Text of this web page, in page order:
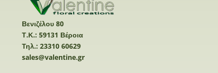
Βενιζέλου 80
Τ.Κ.: 59131 Βέροια
Τηλ.: 23310 60629
sales@valentine.gr